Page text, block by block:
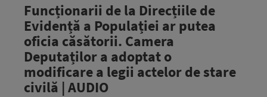
Funcționarii de la Direcțiile de
Evidență a Populației ar putea
oficia căsătorii. Camera
Deputaților a adoptat o
modificare a legii actelor de stare
civilă | AUDIO